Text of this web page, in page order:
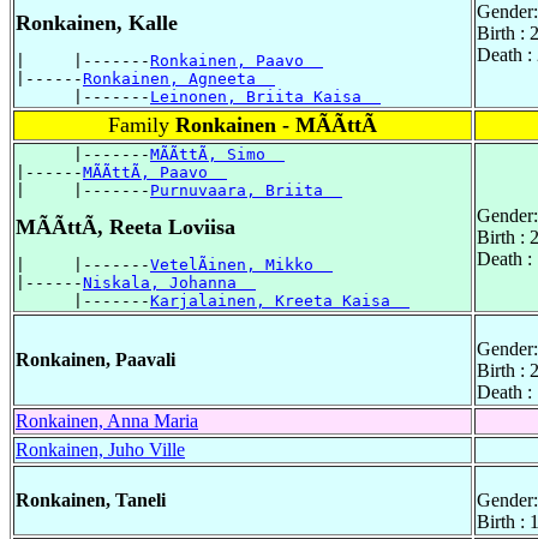
Ronkainen, Kalle
|     |-------Ronkainen, Paavo
|------Ronkainen, Agneeta
      |-------
Leinonen, Briita Kaisa
Birth :
Death :
Family Ronkainen - MÃÃttÃ
      |-------
MÃÃttÃ, Simo
|------MÃÃttÃ, Paavo
|     |------- Purnuvaara, Briita
MÃÃttÃ, Reeta Loviisa
|     |-------VetelÃinen, Mikko
|------Niskala, Johanna
      |-------
Karjalainen, Kreeta Kaisa
Birth :
Death :
Ronkainen, Paavali
Birth :
Death :
Ronkainen, Anna Maria
Ronkainen, Juho Ville
Ronkainen, Taneli
Birth :